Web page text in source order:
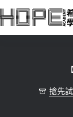
至
搶先